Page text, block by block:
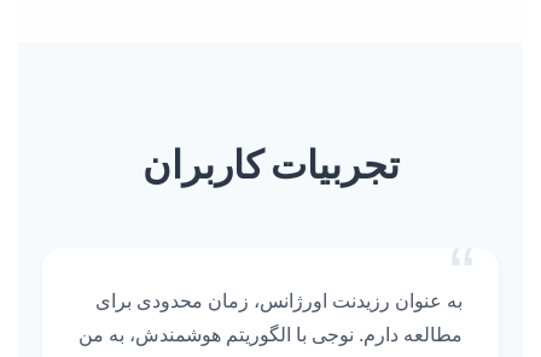
تجربیات کاربران
“به عنوان رزیدنت اورژانس، زمان محدودی برای
مطالعه دارم. نوجی با الگوریتم هوشمندش، به من